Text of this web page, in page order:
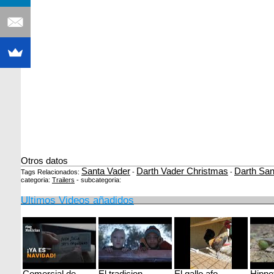
Otros datos
Tags Relacionados: Santa Vader - Darth Vader Christmas - Darth
categoria: Trailers - subcategoria:
Ultimos Videos añadidos